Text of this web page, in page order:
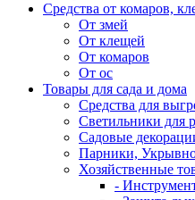
Средства от комаров,
От змей
От клещей
От комаров
От ос
Товары для сада и дома
Средства для
Светильники для
Садовые
Парники,
Хозяйственные
-